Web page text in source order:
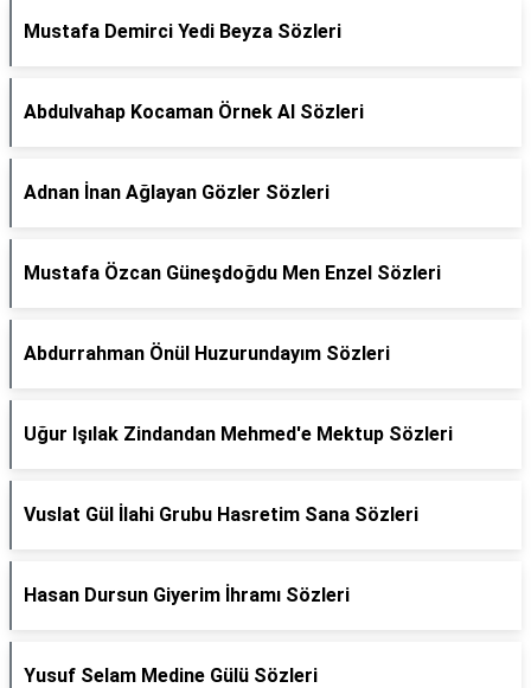
Mustafa Demirci Yedi Beyza Sözleri
Abdulvahap Kocaman Örnek Al Sözleri
Adnan İnan Ağlayan Gözler Sözleri
Mustafa Özcan Güneşdoğdu Men Enzel Sözleri
Abdurrahman Önül Huzurundayım Sözleri
Uğur Işılak Zindandan Mehmed'e Mektup Sözleri
Vuslat Gül İlahi Grubu Hasretim Sana Sözleri
Hasan Dursun Giyerim İhramı Sözleri
Yusuf Selam Medine Gülü Sözleri